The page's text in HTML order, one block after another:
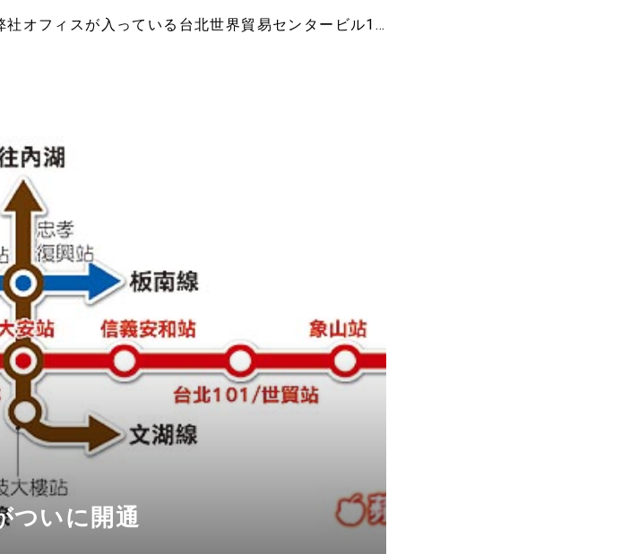
オフィスが入っている台北世界貿易センタービル1
ついに開通